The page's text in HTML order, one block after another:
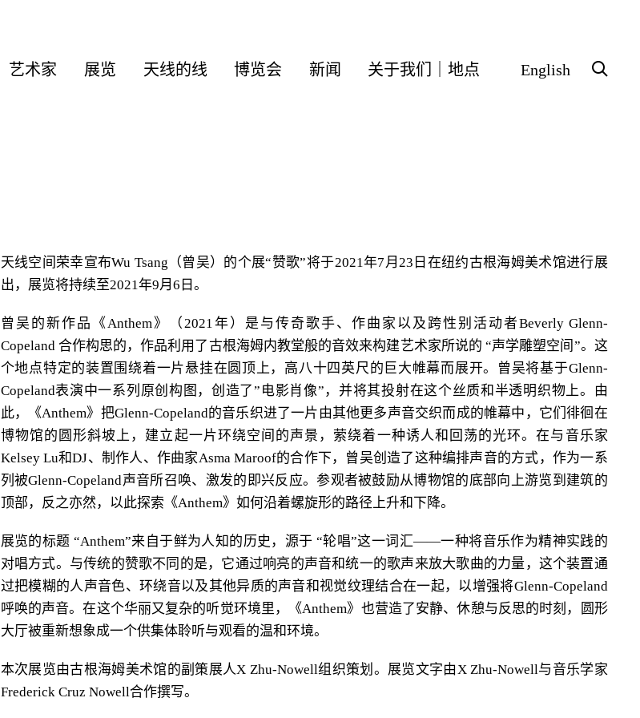
艺术家 展览 天线的线 博览会 新闻 关于我们｜地点 English
天线空间荣幸宣布Wu Tsang（曾吴）的个展“赞歌”将于2021年7月23日在纽约古根海姆美术馆进行展
出，展览将持续至2021年9月6日。
曾吴的新作品《Anthem》（2021年）是与传奇歌手、作曲家以及跨性别活动者Beverly Glenn-
Copeland 合作构思的，作品利用了古根海姆内教堂般的音效来构建艺术家所说的 “声学雕塑空间”。这
个地点特定的装置围绕着一片悬挂在圆顶上，高八十四英尺的巨大帷幕而展开。曾吴将基于Glenn-
Copeland表演中一系列原创构图，创造了”电影肖像”，并将其投射在这个丝质和半透明织物上。由
此，《Anthem》把Glenn-Copeland的音乐织进了一片由其他更多声音交织而成的帷幕中，它们徘徊在
博物馆的圆形斜坡上，建立起一片环绕空间的声景，萦绕着一种诱人和回荡的光环。在与音乐家
Kelsey Lu和DJ、制作人、作曲家Asma Maroof的合作下，曾吴创造了这种编排声音的方式，作为一系
列被Glenn-Copeland声音所召唤、激发的即兴反应。参观者被鼓励从博物馆的底部向上游览到建筑的
顶部，反之亦然，以此探索《Anthem》如何沿着螺旋形的路径上升和下降。
展览的标题 “Anthem”来自于鲜为人知的历史，源于 “轮唱”这一词汇——一种将音乐作为精神实践的
对唱方式。与传统的赞歌不同的是，它通过响亮的声音和统一的歌声来放大歌曲的力量，这个装置通
过把模糊的人声音色、环绕音以及其他异质的声音和视觉纹理结合在一起，以增强将Glenn-Copeland
呼唤的声音。在这个华丽又复杂的听觉环境里，《Anthem》也营造了安静、休憩与反思的时刻，圆形
大厅被重新想象成一个供集体聆听与观看的温和环境。
本次展览由古根海姆美术馆的副策展人X Zhu-Nowell组织策划。展览文字由X Zhu-Nowell与音乐学家
Frederick Cruz Nowell合作撰写。